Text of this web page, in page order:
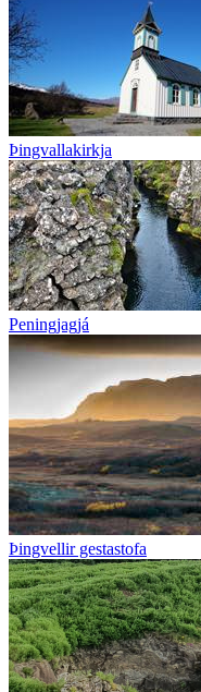
Þingvallakirkja
Peningjagjá
Þingvellir gestastofa